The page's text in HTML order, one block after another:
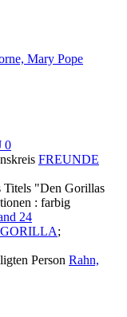
Mary Pope
0
FREUNDE
Titels "Den Gorillas
: farbig
24
GORILLA;
Person Rahn,